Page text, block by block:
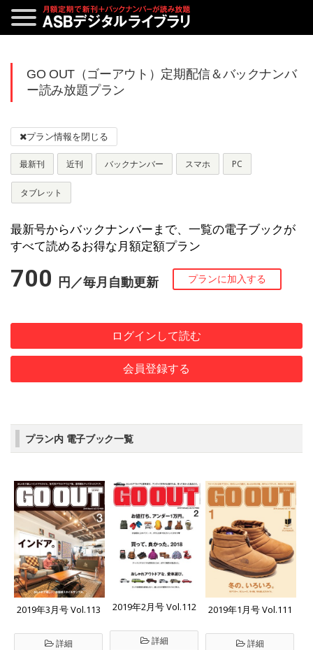
GO OUT（ゴーアウト）定期配信＆バックナンバ
ー読み放題プラン
最新刊 近刊 バックナンバー スマホ PC
タブレット
最新号からバックナンバーまで、一覧の電子ブックが
すべて読めるお得な月額定額プラン
700 円／毎月自動更新 プランに加入する
ログインして読む
会員登録する
プラン内 電子ブック一覧
2019年3月号 Vol.113
詳細
2019年2月号 Vol.112
詳細
2019年1月号 Vol.111
詳細